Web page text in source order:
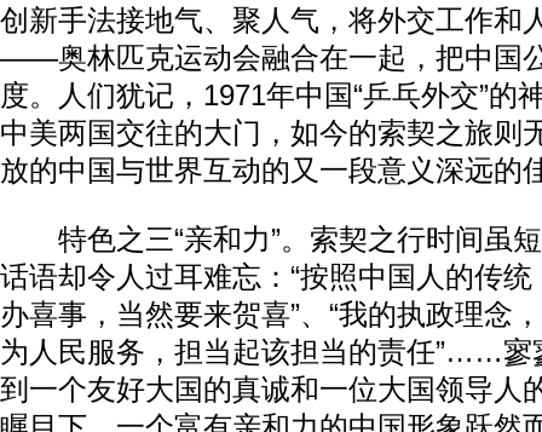
创新手法接地气、聚人气，将外交工作和
——奥林匹克运动会融合在一起，把中国
度。人们犹记，1971年中国“乒乓外交”的
中美两国交往的大门，如今的索契之旅则
放的中国与世界互动的又一段意义深远的
特色之三“亲和力”。索契之行时间虽
话语却令人过耳难忘：“按照中国人的传
办喜事，当然要来贺喜”、“我的执政理念
为人民服务，担当起该担当的责任”……寥
到一个友好大国的真诚和一位大国领导人